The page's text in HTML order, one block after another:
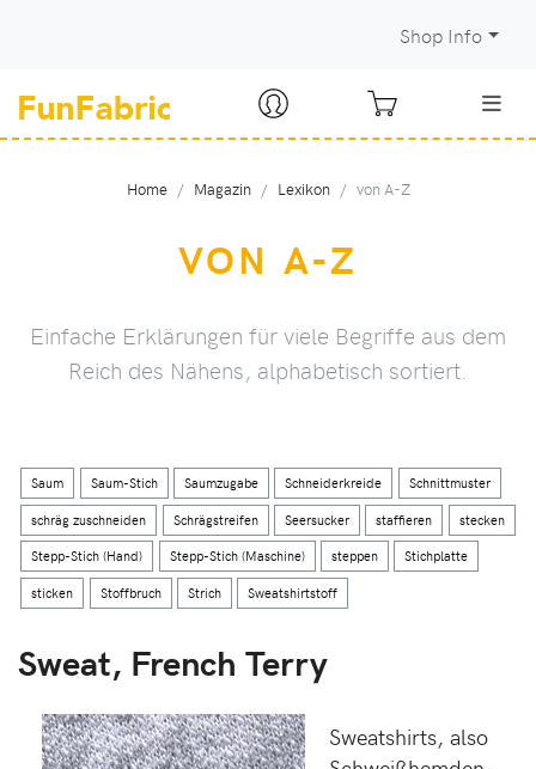
Shop Info
Home Magazin Lexikon von A-Z
VON A-Z
Einfache Erklärungen für viele Begriffe aus dem
Reich des Nähens, alphabetisch sortiert.
Saum Saum-Stich Saumzugabe Schneiderkreide Schnittmuster
schräg zuschneiden Schrägstreifen Seersucker staffieren stecken
Stepp-Stich (Hand) Stepp-Stich (Maschine) steppen Stichplatte
sticken Stoffbruch Strich Sweatshirtstoff
Sweat, French Terry
Sweatshirts, also